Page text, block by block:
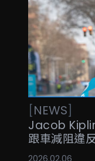
[NEWS]
Jacob
跟車減阻違
2026.02.06